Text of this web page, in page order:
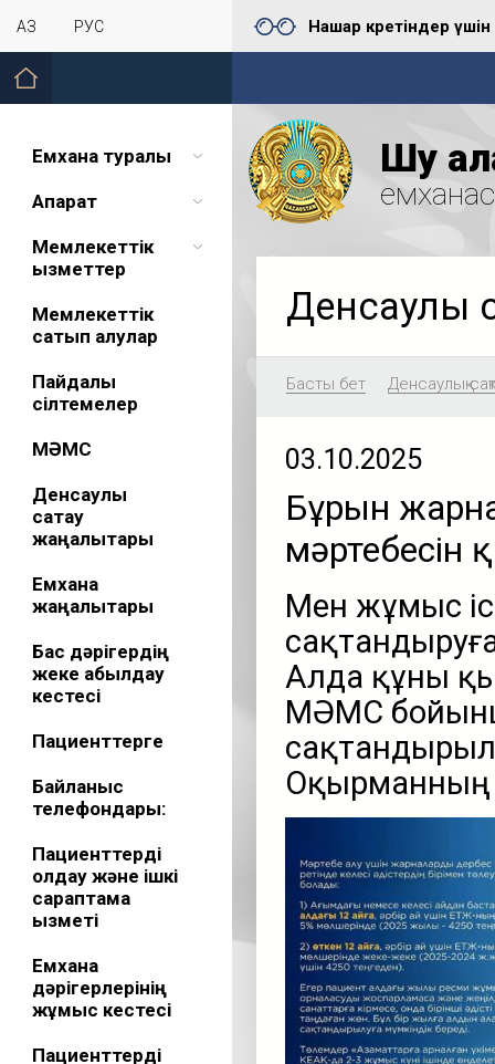
ҚАЗ РУС Нашар көретіндер үшін
Емхана туралы
Ақпарат
Мемлекеттік
қызметтер
Мемлекеттік
сатып алулар
Пайдалы
сілтемелер
МӘМС
Денсаулық
сақтау
жаңалықтары
Емхана
жаңалықтары
Бас дәрігердің
жеке қабылдау
кестесі
Пациенттерге
Байланыс
телефондары:
Пациенттерді
қолдау және ішкі
сараптама
қызметі
Емхана
дәрігерлерінің
жұмыс кестесі
Пациенттерді
Шу
Денсаулық
Басты бет Денсаулық
03.10.2025
Бұрын
мәртебесін
Мен жұмыс
Алда құны
МӘМС
Оқырманның